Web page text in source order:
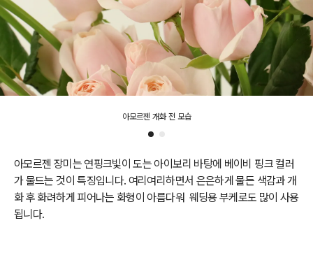
아모르젠 개화 전 모습
아모르젠 장미는 연핑크빛이 도는 아이보리 바탕에 베이비 핑크 컬러
가 물드는 것이 특징입니다. 여리여리하면서 은은하게 물든 색감과 개
화 후 화려하게 피어나는 화형이 아름다워 웨딩용 부케로도 많이 사용
됩니다.